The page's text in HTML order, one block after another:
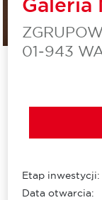
01‑943
Etap inwestycji:
Data otwarcia: